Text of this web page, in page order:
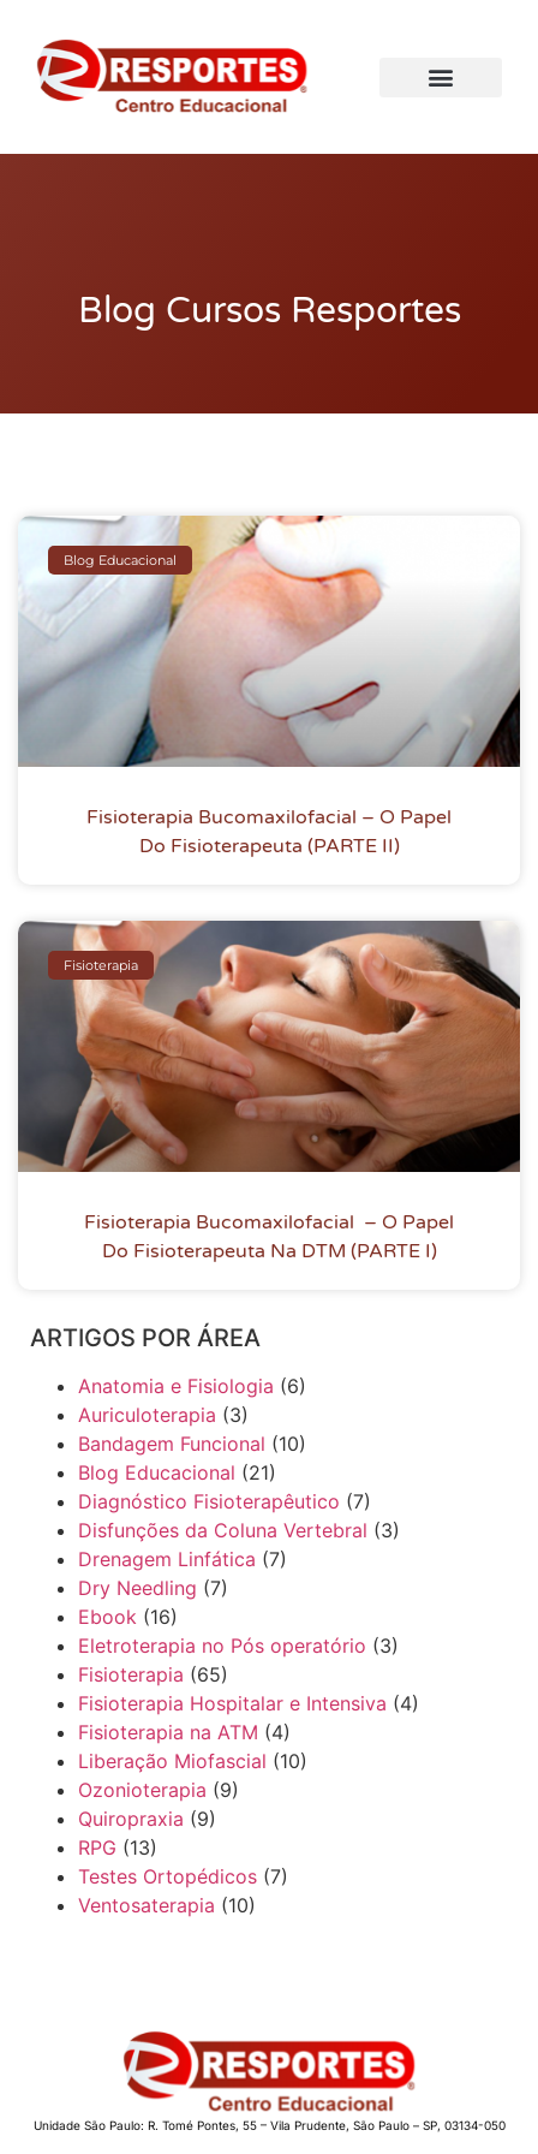
Blog Cursos Resportes
Blog Educacional
Fisioterapia Bucomaxilofacial – O Papel
Do Fisioterapeuta (PARTE II)
Fisioterapia
Fisioterapia Bucomaxilofacial – O Papel
Do Fisioterapeuta Na DTM (PARTE I)
ARTIGOS POR ÁREA
Anatomia e Fisiologia (6)
Auriculoterapia (3)
Bandagem Funcional (10)
Blog Educacional (21)
Diagnóstico Fisioterapêutico (7)
Disfunções da Coluna Vertebral (3)
Drenagem Linfática (7)
Dry Needling (7)
Ebook (16)
Eletroterapia no Pós operatório (3)
Fisioterapia (65)
Fisioterapia Hospitalar e Intensiva (4)
Fisioterapia na ATM (4)
Liberação Miofascial (10)
Ozonioterapia (9)
Quiropraxia (9)
RPG (13)
Testes Ortopédicos (7)
Ventosaterapia (10)
Unidade São Paulo: R. Tomé Pontes, 55 – Vila Prudente, São Paulo – SP, 03134-050